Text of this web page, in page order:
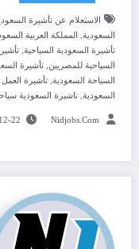
الاستعلام عن تأشيرة
السعودية, المملكة العربية
تأشيرة السعودية السياحية,
السياحية للمصريين, تأشيرة
السياحة السعودية, تأشيرة
السعودية, تاشيرة السعودية
Nidjobs.com
22